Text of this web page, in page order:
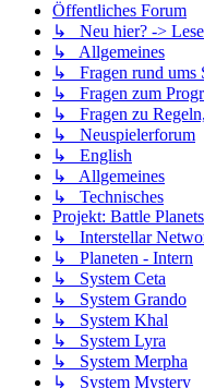
Öffentliches Forum
↳ Neu hier? ->
↳ Allgemeines
↳ Fragen rund ums
↳ Fragen zum
↳ Fragen zu
↳ Neuspielerforum
↳ English
↳ Allgemeines
↳ Technisches
Projekt: Battle
↳ Interstellar
↳ Planeten - Intern
↳ System Ceta
↳ System Grando
↳ System Khal
↳ System Lyra
↳ System Merpha
↳ System Mystery